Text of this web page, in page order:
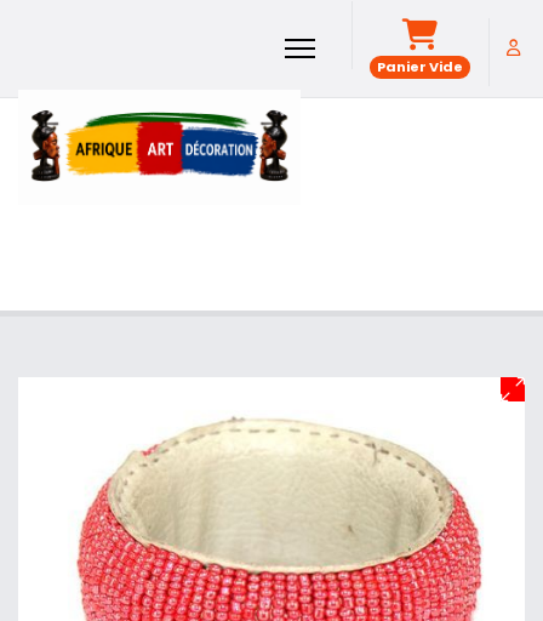
Panier Vide